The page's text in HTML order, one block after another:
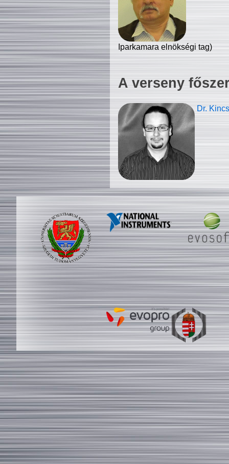
Iparkamara elnökségi tag)
A verseny
Dr.